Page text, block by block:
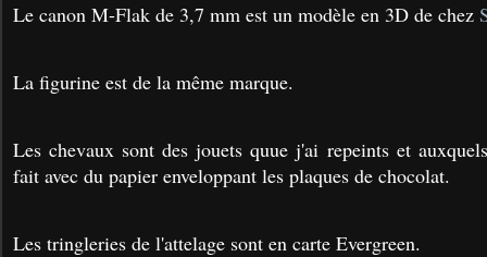
Le canon M-Flak de 3,7 mm est un modèle en 3D de chez
La figurine est de la même marque.
Les chevaux sont des jouets quue j'ai repeints et
fait avec du papier enveloppant les plaques de chocolat.
Les tringleries de l'attelage sont en carte Evergreen.